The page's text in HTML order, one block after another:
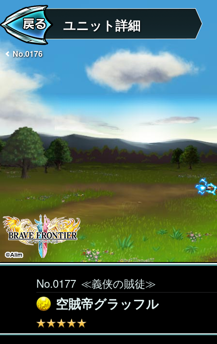
ユニット詳細
No.0176
No.0177 ≪義侠の賊徒≫
空賊帝グラッフル